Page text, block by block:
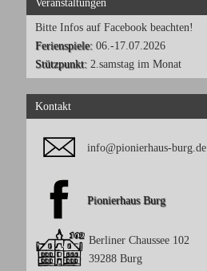
Bitte Infos auf Facebook beachten!
Ferienspiele:06.-17.07.2026
Stützpunkt:2.samstag im Monat
Kontakt
info@pionierhaus-burg.de
Pionierhaus Burg
Berliner Chaussee 102
39288 Burg